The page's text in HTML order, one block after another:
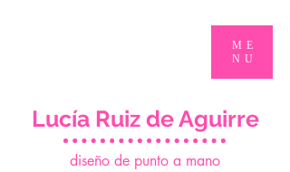
diseño de punto a mano
Lucía Ruiz de Aguirre
ME
NU